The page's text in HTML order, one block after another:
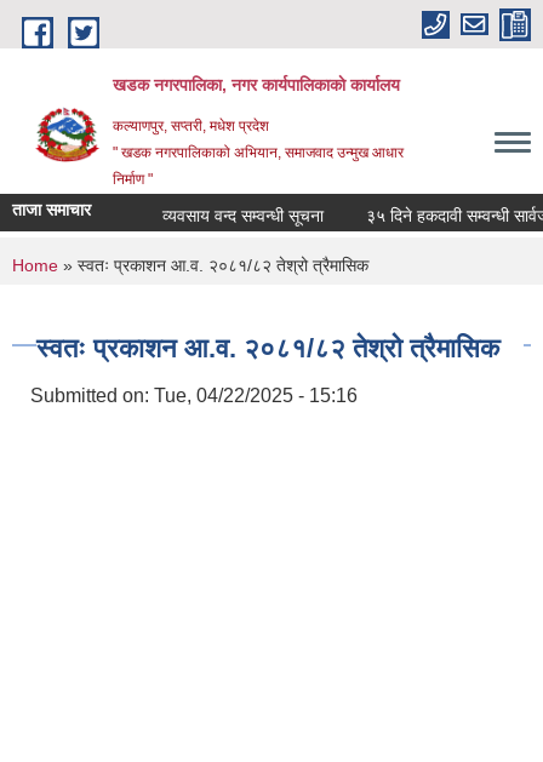
Skip to main content
खडक नगरपालिका, नगर कार्यपालिकाकाे कार्यालय
कल्याणपुर, सप्तरी, मधेश प्रदेश
" खडक नगरपालिकाको अभियान, समाजवाद उन्मुख आधार
निर्माण "
ताजा समाचार व्यवसाय वन्द सम्वन्धी सूचना ३५ दिने हकदावी सम्वन्धी
You are here
Home » स्वतः प्रकाशन आ.व. २०८१/८२ तेश्रो त्रैमासिक
स्वतः प्रकाशन आ.व. २०८१/८२ तेश्रो त्रैमासिक
Submitted on: Tue, 04/22/2025 - 15:16